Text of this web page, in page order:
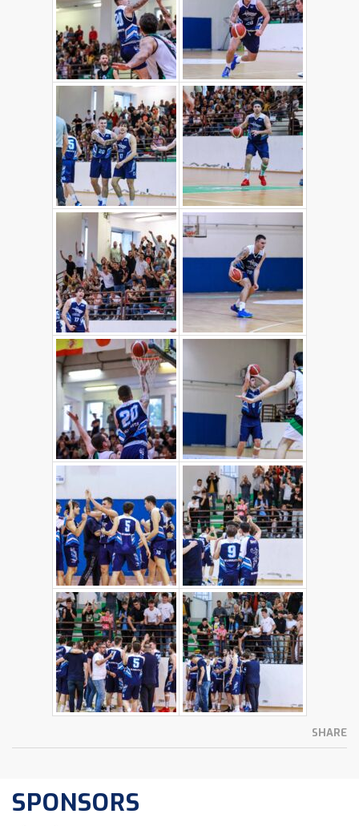
SHARE
SPONSORS